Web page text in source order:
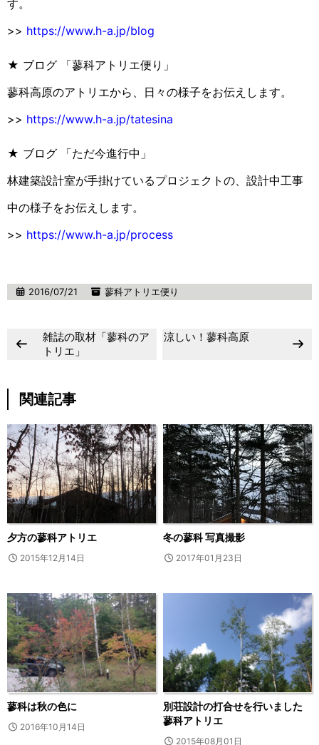
す。
>> https://www.h-a.jp/blog
★ ブログ 「蓼科アトリエ便り」
蓼科高原のアトリエから、日々の様子をお伝えします。
>> https://www.h-a.jp/tatesina
★ ブログ 「ただ今進行中」
林建築設計室が手掛けているプロジェクトの、設計中工事
中の様子をお伝えします。
>> https://www.h-a.jp/process
2016/07/21 蓼科アトリエ便り
雑誌の取材「蓼科のア
トリエ」
涼しい！蓼科高原
関連記事
夕方の蓼科アトリエ
2015年12月14日
冬の蓼科 写真撮影
2017年01月23日
蓼科は秋の色に
2016年10月14日
別荘設計の打合せを行いました
蓼科アトリエ
2015年08月01日